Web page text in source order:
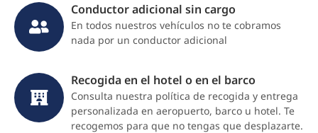
Conductor adicional sin cargo
En todos nuestros vehículos no te cobramos
nada por un conductor adicional
Recogida en el hotel o en el barco
Consulta nuestra política de recogida y entrega
personalizada en aeropuerto, barco u hotel. Te
recogemos para que no tengas que desplazarte.